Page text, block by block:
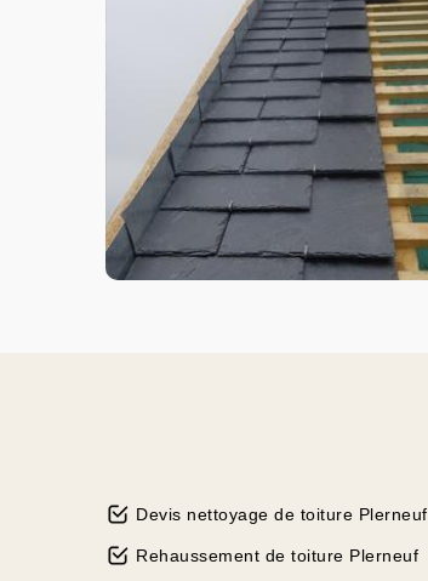
Devis nettoyage de toiture Plerneuf
Rehaussement de toiture Plerneuf